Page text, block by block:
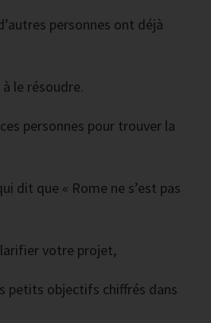
personnes ont déjà
le résoudre.
personnes pour trouver la
dit que « Rome ne s’est pas
votre projet,
petits objectifs chiffrés dans